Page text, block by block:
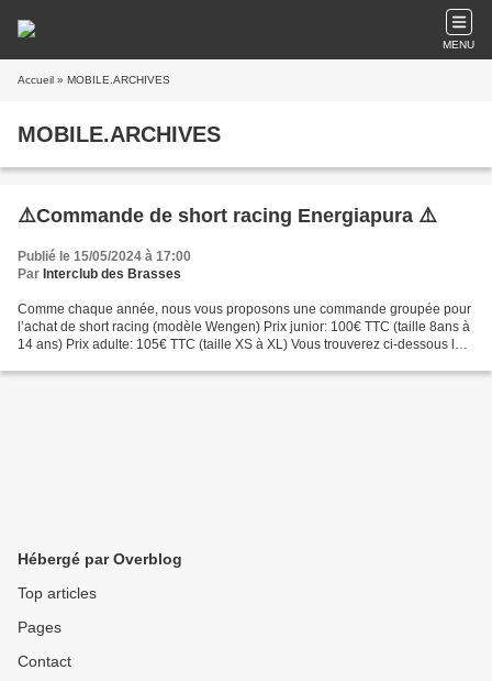
MENU
Accueil » MOBILE.ARCHIVES
MOBILE.ARCHIVES
⚠️Commande de short racing Energiapura ⚠️
Publié le 15/05/2024 à 17:00
Par Interclub des Brasses
Comme chaque année, nous vous proposons une commande groupée pour
l’achat de short racing (modèle Wengen) Prix junior: 100€ TTC (taille 8ans à
14 ans) Prix adulte: 105€ TTC (taille XS à XL) Vous trouverez ci-dessous le
Hébergé par Overblog
Top articles
Pages
Contact